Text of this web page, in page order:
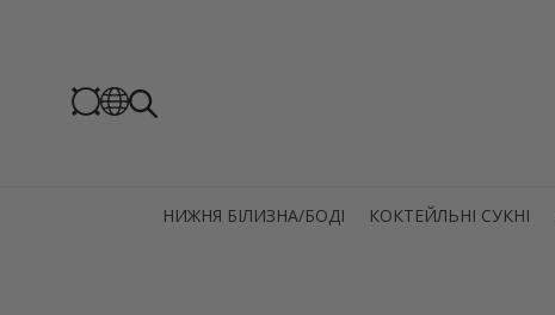
НИЖНЯ БІЛИЗНА/БОДІ КОКТЕЙЛЬНІ СУКНІ